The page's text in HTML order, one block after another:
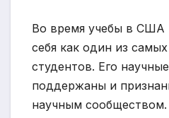
Во время учебы в США
себя как один из
студентов. Его
поддержаны и
научным